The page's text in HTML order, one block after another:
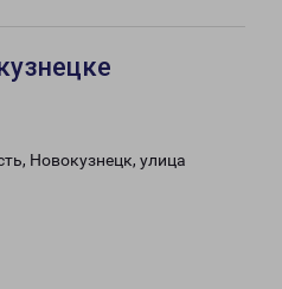
Новокузнецк, улица